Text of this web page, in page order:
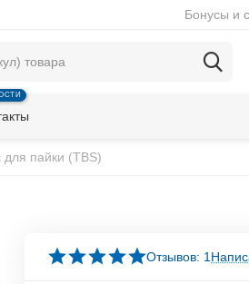
Бонусы и
пайки (TBS)
Отзывов: 1